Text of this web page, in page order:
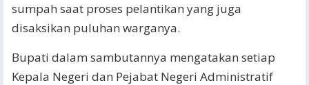
sumpah saat proses pelantikan yang juga
disaksikan puluhan warganya.
Bupati dalam sambutannya mengatakan setiap
Kepala Negeri dan Pejabat Negeri Administratif